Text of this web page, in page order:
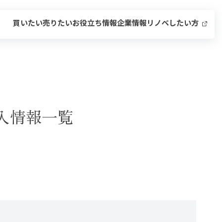
買いたい売りたいお役立ち情報企業情報リノベしたい方
情報一覧